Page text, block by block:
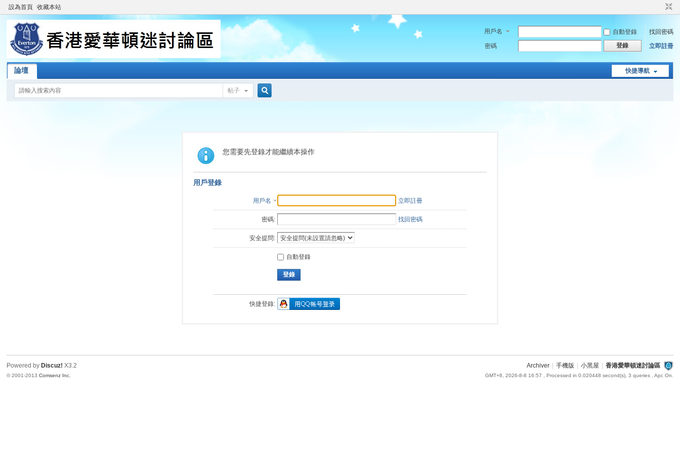
設為首頁 收藏本站
用戶名 自動登錄
找回密碼
密碼
登錄 立即註冊
快捷導航
論壇
帖子
索
您需要先登錄才能繼續本操作
用戶登錄
用戶名 立即註冊
密碼: 找回密碼
安全提問:
自動登錄
登錄
快捷登錄:
Archiver 手機版 小黑屋 香港愛華頓迷討論區
GMT+8, 2026-8-8 16:57 , Processed in 0.020448 second(s), 3 queries , Apc On.
Powered by Discuz! X3.2
© 2001-2013Comsenz Inc.